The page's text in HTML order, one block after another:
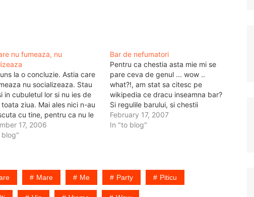
nu fumeaza, nu
la o concluzie. Astia care
nu socializeaza. Stau
in cubuletul lor si nu ies de
ziua. Mai ales nici n-au
cu tine, pentru ca nu le
de tigare. Si eventual
dar daca beau cafea,
17, 2006
blog"
Bar de nefumatori
Pentru ca chestia asta mie mi se
pare ceva de genul ... wow ..
what?!, am stat sa citesc pe
wikipedia ce dracu inseamna bar?
Si regulile barului, si chestii
referitoare la smoking bans
(interzicerile fumatului in locuri
February 17, 2007
In "to blog"
Mare Me Party Piticu